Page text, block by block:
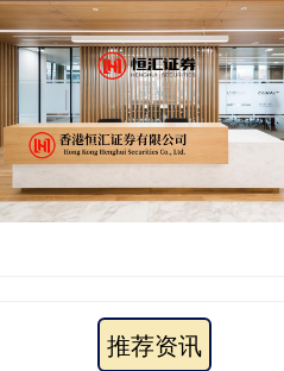
推荐资讯